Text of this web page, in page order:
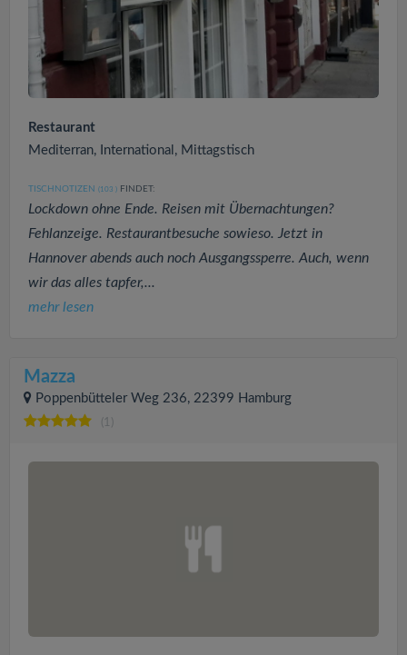
Restaurant
Mediterran, International, Mittagstisch
TISCHNOTIZEN (103 ) FINDET:
Lockdown ohne Ende. Reisen mit Übernachtungen?
Fehlanzeige. Restaurantbesuche sowieso. Jetzt in
Hannover abends auch noch Ausgangssperre. Auch, wenn
wir das alles tapfer,...
mehr lesen
Mazza
Poppenbütteler Weg 236, 22399 Hamburg